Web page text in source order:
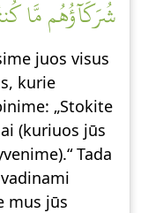
شُرَكَآؤُهُم مَّا
juos visus
kurie
„Stokite
(kuriuos jūs
Tada
mus jūs